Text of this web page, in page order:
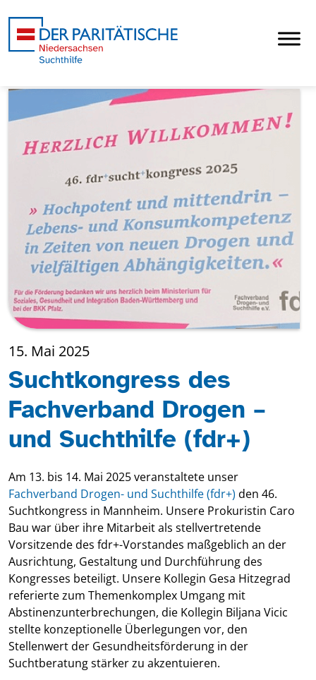
15. Mai 2025
Suchtkongress des
Fachverband Drogen –
und Suchthilfe (fdr+)
Am 13. bis 14. Mai 2025 veranstaltete unser
Fachverband Drogen- und Suchthilfe (fdr+) den 46.
Suchtkongress in Mannheim. Unsere Prokuristin Caro
Bau war über ihre Mitarbeit als stellvertretende
Vorsitzende des fdr+-Vorstandes maßgeblich an der
Ausrichtung, Gestaltung und Durchführung des
Kongresses beteiligt. Unsere Kollegin Gesa Hitzegrad
referierte zum Themenkomplex Umgang mit
Abstinenzunterbrechungen, die Kollegin Biljana Vicic
stellte konzeptionelle Überlegungen vor, den
Stellenwert der Gesundheitsförderung in der
Suchtberatung stärker zu akzentuieren.